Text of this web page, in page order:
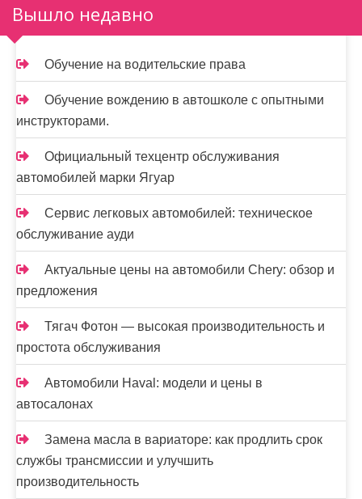
Вышло недавно
Обучение на водительские права
Обучение вождению в автошколе с опытными
инструкторами.
Официальный техцентр обслуживания
автомобилей марки Ягуар
Сервис легковых автомобилей: техническое
обслуживание ауди
Актуальные цены на автомобили Chery: обзор и
предложения
Тягач Фотон — высокая производительность и
простота обслуживания
Автомобили Haval: модели и цены в
автосалонах
Замена масла в вариаторе: как продлить срок
службы трансмиссии и улучшить
производительность